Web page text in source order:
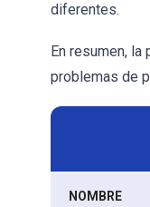
diferentes.
En resumen,
problemas de
NOMBRE